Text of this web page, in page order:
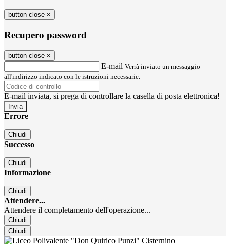
button close ×
Recupero password
button close ×
E-mail Verrà inviato un messaggio
all'indirizzo indicato con le istruzioni necessarie.
E-mail inviata, si prega di controllare la casella di posta elettronica!
Errore
Chiudi
Successo
Chiudi
Informazione
Chiudi
Attendere...
Attendere il completamento dell'operazione...
Chiudi
Chiudi